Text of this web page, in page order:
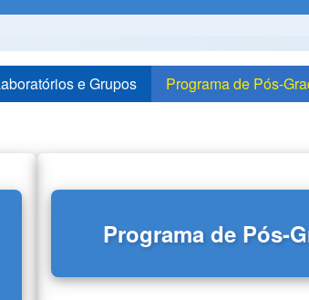
e Grupos Programa de Pós-
Programa de Pós-